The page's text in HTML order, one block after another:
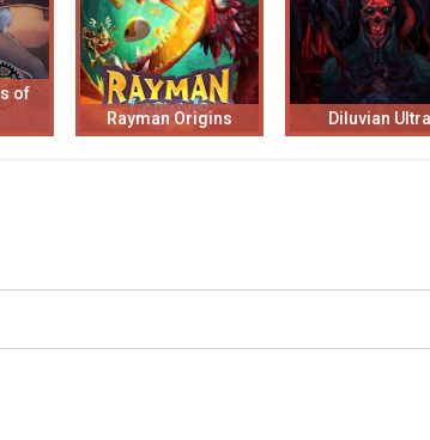
of
Rayman Origins Diluvian Ultra